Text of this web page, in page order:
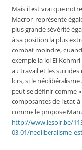
Mais il est vrai que
Macron représente
plus grande sévérité
à sa position la plus
combat moindre,
exemple la loi El
au travail et les suicides
lors, si le
peut se définir comme
composantes de l’Etat
comme le propose
http://www.lesoir.be/
03-01/neoliberalisme-